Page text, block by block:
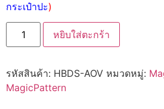
กระเป๋าปะ)
หยิบใส่ตะกร้า
รหัสสินค้า: HBDS-AOV หมวดหมู่:
MagicPattern